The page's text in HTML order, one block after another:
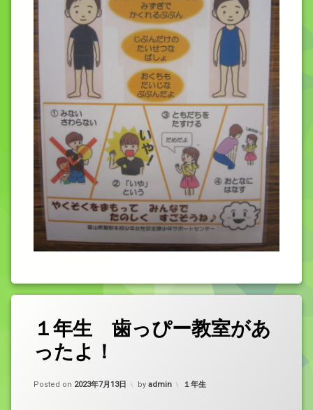
１年生 歯っぴー教室があ
ったよ！
Posted on 2023年7月13日
Updated on 2023年7月15日
by admin カテゴリー:
１年生